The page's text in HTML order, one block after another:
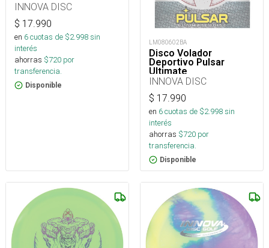
INNOVA DISC
$ 17.990
en 6cuotas de $2.998sin
interés
ahorras $720 por
transferencia.
Disponible
LM080602BA
Disco Volador
Deportivo Pulsar
Ultimate
INNOVA DISC
$ 17.990
en 6cuotas de $2.998sin
interés
ahorras $720 por
transferencia.
Disponible